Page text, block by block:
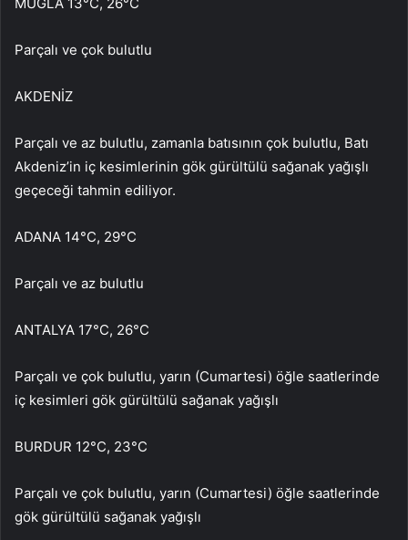
Parçalı ve çok bulutlu
AKDENİZ
Parçalı ve az bulutlu, zamanla batısının çok bulutlu, Batı
Akdeniz’in iç kesimlerinin gök gürültülü sağanak yağışlı
geçeceği tahmin ediliyor.
ADANA 14°C, 29°C
Parçalı ve az bulutlu
ANTALYA 17°C, 26°C
Parçalı ve çok bulutlu, yarın (Cumartesi) öğle saatlerinde
iç kesimleri gök gürültülü sağanak yağışlı
BURDUR 12°C, 23°C
Parçalı ve çok bulutlu, yarın (Cumartesi) öğle saatlerinde
gök gürültülü sağanak yağışlı